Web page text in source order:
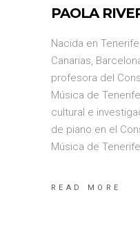
PAOLA
Nacida en
Canarias,
profesora del
Música de
cultural e
de piano en el
Música de
READ MORE